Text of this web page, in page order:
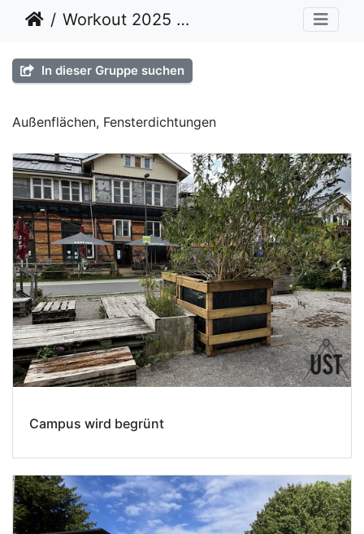
Workout 2025 KW 37
In dieser Gruppe suchen
Außenflächen, Fensterdichtungen
Campus wird begrünt